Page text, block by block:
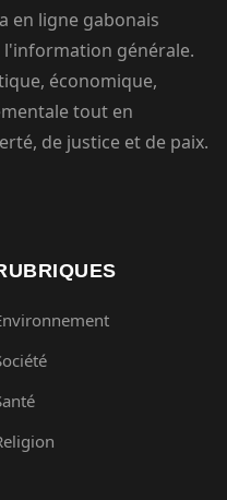
en ligne gabonais
l'information générale.
économique,
tout en
de justice et de paix.